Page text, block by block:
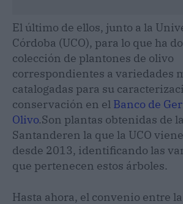
El último de ellos, junto a la
Córdoba (UCO), para lo que ha
colección de plantones de olivo
correspondientes a variedades
catalogadas para su
conservación en el Banco de
Olivo.Son plantas obtenidas de
Santanderen la que la UCO
desde 2013, identificando las
que pertenecen estos árboles.
Hasta ahora, el convenio entre